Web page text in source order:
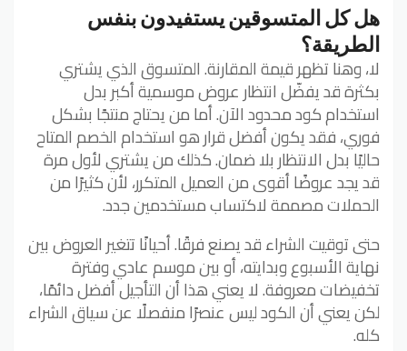
هل كل المتسوقين يستفيدون بنفس
الطريقة؟
لا، وهنا تظهر قيمة المقارنة. المتسوق الذي يشتري
بكثرة قد يفضّل انتظار عروض موسمية أكبر بدل
استخدام كود محدود الآن. أما من يحتاج منتجًا بشكل
فوري، فقد يكون أفضل قرار هو استخدام الخصم المتاح
حاليًا بدل الانتظار بلا ضمان. كذلك من يشتري لأول مرة
قد يجد عروضًا أقوى من العميل المتكرر، لأن كثيرًا من
الحملات مصممة لاكتساب مستخدمين جدد.
حتى توقيت الشراء قد يصنع فرقًا. أحيانًا تتغير العروض بين
نهاية الأسبوع وبدايته، أو بين موسم عادي وفترة
تخفيضات معروفة. لا يعني هذا أن التأجيل أفضل دائمًا،
لكن يعني أن الكود ليس عنصرًا منفصلًا عن سياق الشراء
كله.